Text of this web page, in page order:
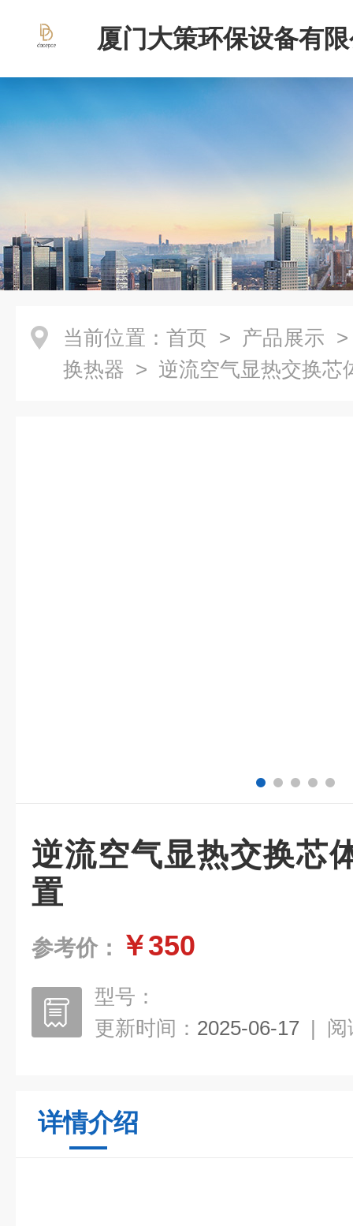
厦门大策环保设备有
当前位置： 首页 > 产品展示
换热器 > 逆流空气显热交换芯
逆流空气显热交换芯
置
参考价： ￥350
型号：
更新时间： 2025-06-17 | 阅
详情介绍